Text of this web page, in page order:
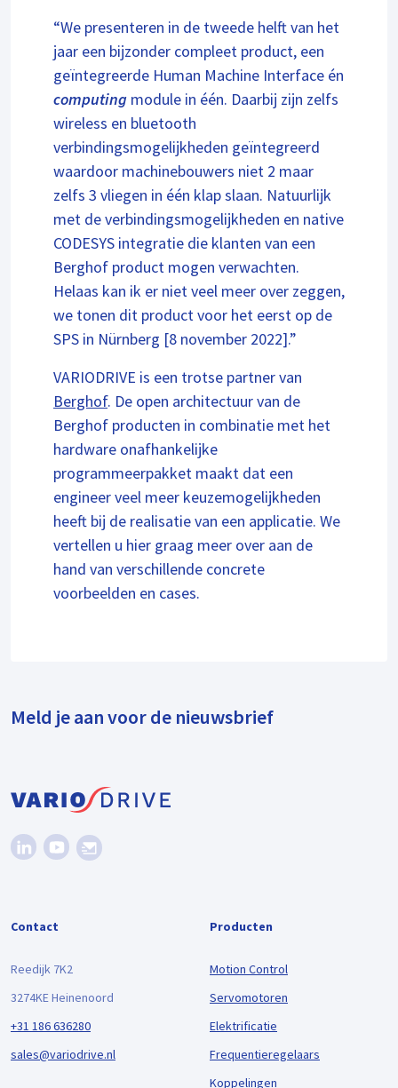
“We presenteren in de tweede helft van het
jaar een bijzonder compleet product, een
geïntegreerde Human Machine Interface én
computing module in één. Daarbij zijn zelfs
wireless en bluetooth
verbindingsmogelijkheden geïntegreerd
waardoor machinebouwers niet 2 maar
zelfs 3 vliegen in één klap slaan. Natuurlijk
met de verbindingsmogelijkheden en native
CODESYS integratie die klanten van een
Berghof product mogen verwachten.
Helaas kan ik er niet veel meer over zeggen,
we tonen dit product voor het eerst op de
SPS in Nürnberg [8 november 2022].”
VARIODRIVE is een trotse partner van
Berghof. De open architectuur van de
Berghof producten in combinatie met het
hardware onafhankelijke
programmeerpakket maakt dat een
engineer veel meer keuzemogelijkheden
heeft bij de realisatie van een applicatie. We
vertellen u hier graag meer over aan de
hand van verschillende concrete
voorbeelden en cases.
Meld je aan voor de nieuwsbrief
Contact
Reedijk 7K2
3274KE Heinenoord
+31 186 636280
sales@variodrive.nl
Producten
Motion Control
Servomotoren
Elektrificatie
Frequentieregelaars
Koppelingen